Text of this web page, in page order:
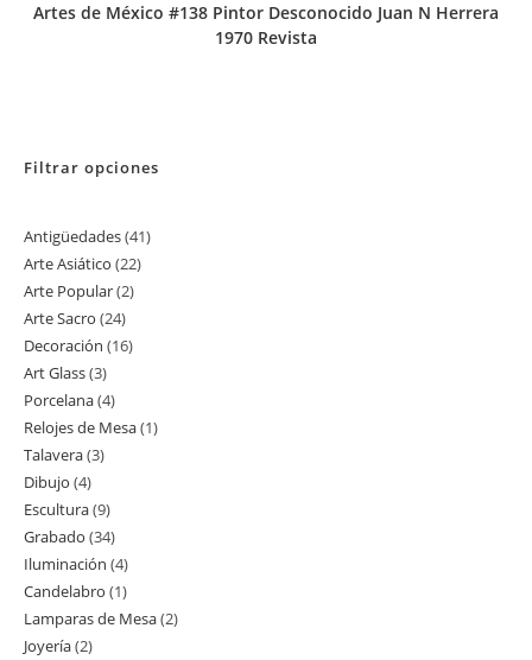
Artes de México #138 Pintor Desconocido Juan N Herrera
1970 Revista
Filtrar opciones
Antigüedades 4141
Arte Asiático 2222
Arte Popular 22
Arte Sacro 2424
productos
Decoración 1616
Art Glass 33
productos
Porcelana 44
productos
Relojes de Mesa 11
Talavera 33
Dibujo 44
productos
Escultura 99
productos
Grabado 3434
productos
Iluminación 44
productos
Candelabro 11
producto
Lamparas de Mesa 22
Joyería 22